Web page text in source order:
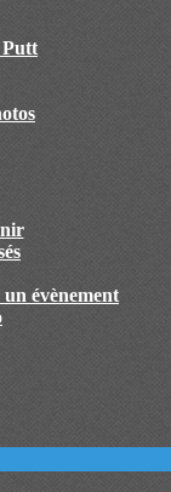
évènement